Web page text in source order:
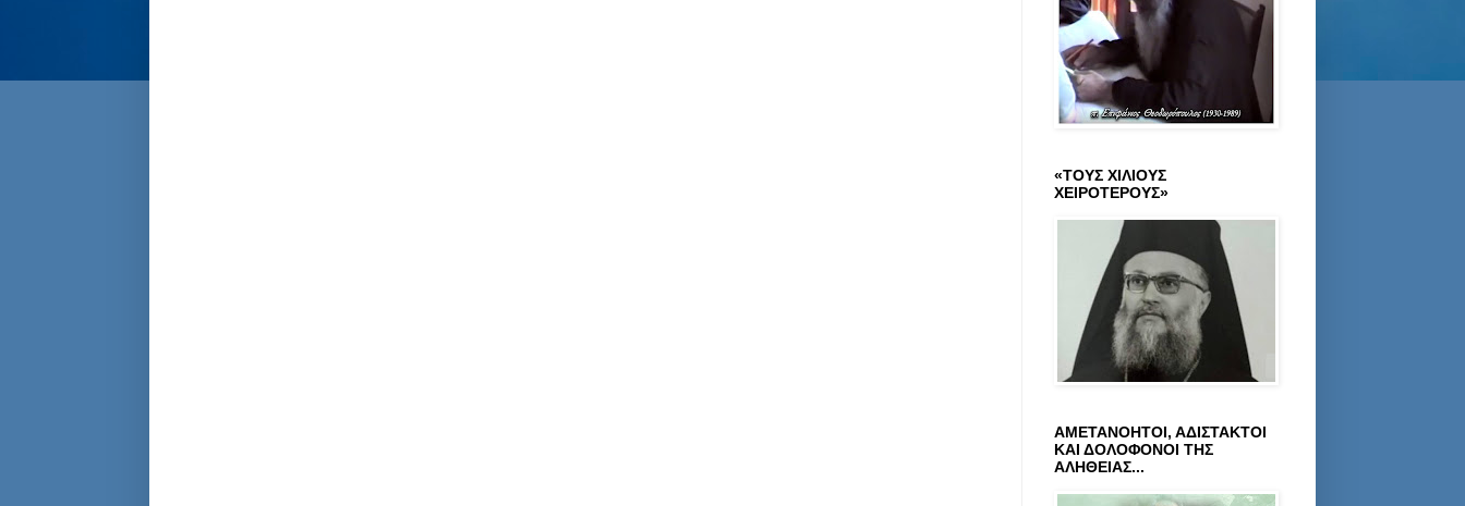
«ΤΟΥΣ ΧΙΛΙΟΥΣ
ΧΕΙΡΟΤΕΡΟΥΣ»
ΑΜΕΤΑΝΟΗΤΟΙ, ΑΔΙΣΤΑΚΤΟΙ
ΚΑΙ ΔΟΛΟΦΟΝΟΙ ΤΗΣ
ΑΛΗΘΕΙΑΣ...